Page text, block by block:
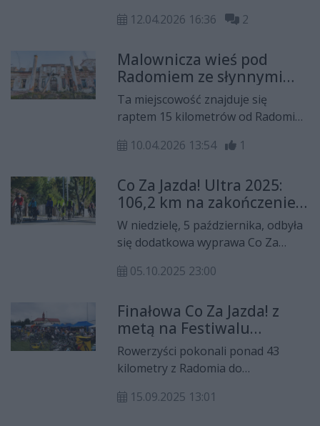
Za Jazda! Pół tysiąca cyklistów w
centrum Radomia do Bartodziejów.
Za niespełna miesiąc celem będzie
ziemia szydłowiecka.
12.04.2026 16:36 2
Malownicza wieś pod
Radomiem ze słynnymi
ruinami. Wyruszy tam Co
Za Jazda!
Ta miejscowość znajduje się
raptem 15 kilometrów od Radomia,
idealny wybór dla turystów, którzy
szlaków. Wieś odwiedzą też
uczestnicy naszej, rowerowej akcji
Co Za Jazda!
10.04.2026 13:54 1
Co Za Jazda! Ultra 2025:
106,2 km na zakończenie
sezonu
W niedzielę, 5 października, odbyła
się dodatkowa wyprawa Co Za
106,2 km z Radomia przez Iłżę i
Radomskiej, zamykając tegoroczny
sezon rowerowy.
05.10.2025 23:00
Finałowa Co Za Jazda! z
metą na Festiwalu
Smaków w Rzeczniowie
Rowerzyści pokonali ponad 43
kilometry z Radomia do
peletonu Co Za Jazda! zakończył się
15.09.2025 13:01